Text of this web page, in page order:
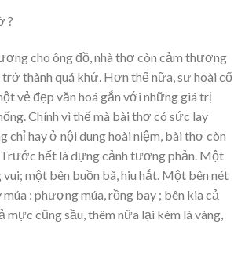
?
cho ông đồ, nhà thơ còn cảm thương
thành quá khứ. Hơn thế nữa, sự hoài cổ
vẻ đẹp văn hoá gắn với những giá trị
Chính vì thế mà bài thơ có sức lay
chỉ hay ở nội dung hoài niệm, bài thơ còn
hết là dựng cảnh tương phản. Một
vui; một bên buồn bã, hiu hắt. Một bên nét
: phượng múa, rồng bay ; bên kia cả
mực cũng sầu, thêm nữa lại kèm lá vàng,